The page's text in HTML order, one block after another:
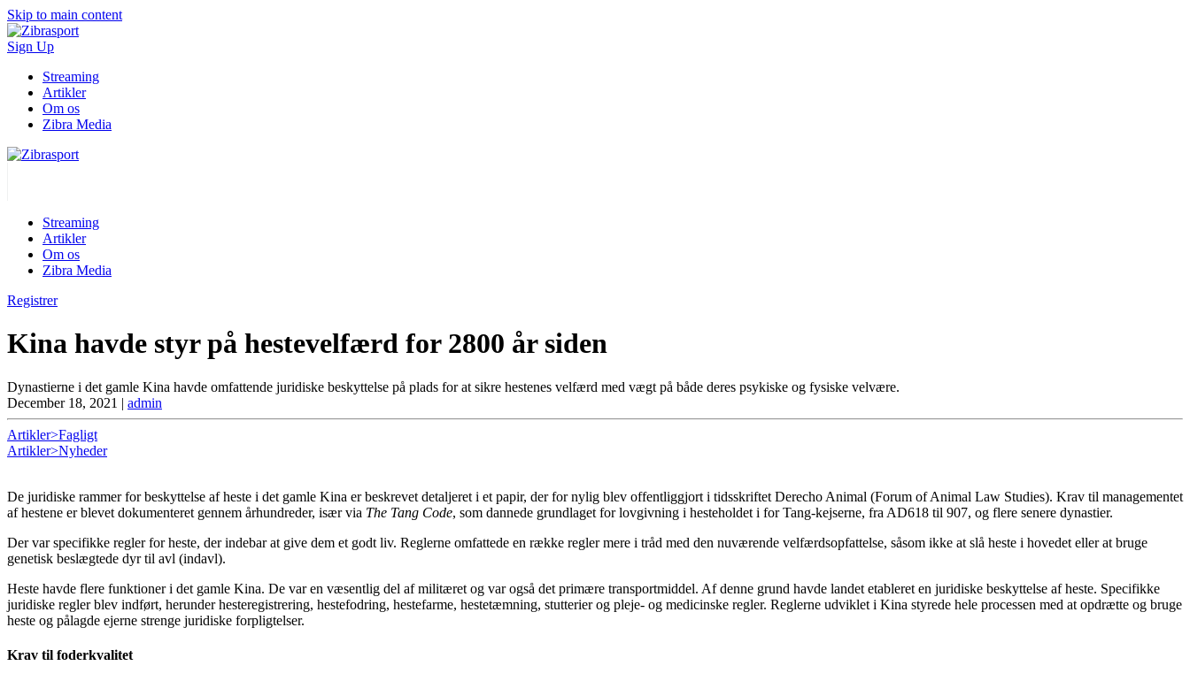
Skip to main content
Sign Up
Streaming
Artikler
Om os
Zibra Media
Streaming
Artikler
Om os
Zibra Media
Registrer
Kina havde styr på hestevelfærd for 2800 år siden
Dynastierne i det gamle Kina havde omfattende juridiske beskyttelse på plads for at sikre hestenes velfærd med vægt på både deres psykiske og fysiske velvære.
December 18, 2021 | admin
Artikler>Fagligt
Artikler>Nyheder
De juridiske rammer for beskyttelse af heste i det gamle Kina er beskrevet detaljeret i et papir, der for nylig blev offentliggjort i tidsskriftet Derecho Animal (Forum of Animal Law Studies). Krav til managementet
af hestene er blevet dokumenteret gennem århundreder, især via The Tang Code, som dannede grundlaget for lovgivning i hesteholdet i for Tang-kejserne, fra AD618 til 907, og flere senere dynastier.
Der var specifikke regler for heste, der indebar at give dem et godt liv. Reglerne omfattede en række regler mere i tråd med den nuværende velfærdsopfattelse, såsom ikke at slå heste i hovedet eller at bruge
genetisk beslægtede dyr til avl (indavl).
Heste havde flere funktioner i det gamle Kina. De var en væsentlig del af militæret og var også det primære transportmiddel. Af denne grund havde landet etableret en juridiske beskyttelse af heste. Specifikke
juridiske regler blev indført, herunder hesteregistrering, hestefodring, hestefarme, hestetæmning, stutterier og pleje- og medicinske regler. Reglerne udviklet i Kina styrede hele processen med at opdrætte og bruge
heste og pålagde ejerne strenge juridiske forpligtelser.
Krav til foderkvalitet